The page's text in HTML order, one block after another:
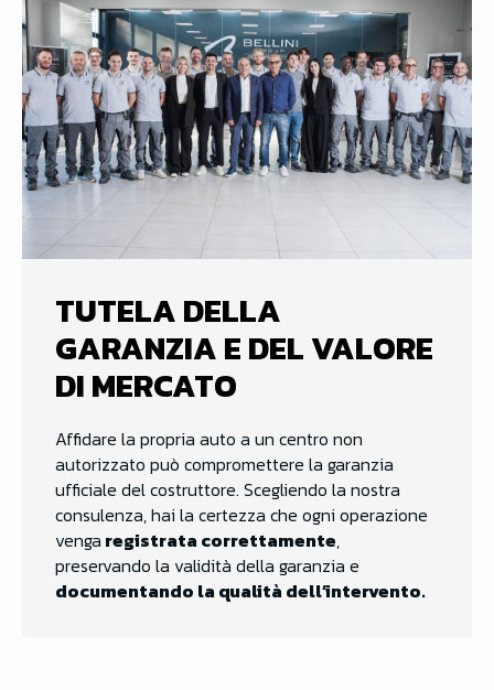
TUTELA DELLA
GARANZIA E DEL VALORE
DI MERCATO
Affidare la propria auto a un centro non
autorizzato può compromettere la garanzia
ufficiale del costruttore. Scegliendo la nostra
consulenza, hai la certezza che ogni operazione
venga registrata correttamente,
preservando la validità della garanzia e
documentando la qualità dell’intervento.